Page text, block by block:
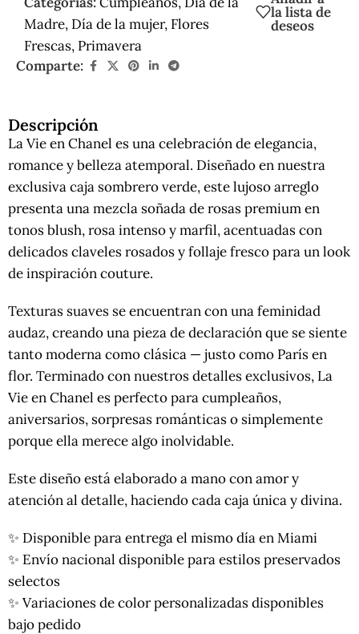
Madre, Día de la mujer, Flores
Frescas, Primavera
la lista de
deseos
Comparte:
Descripción
La Vie en Chanel es una celebración de elegancia,
romance y belleza atemporal. Diseñado en nuestra
exclusiva caja sombrero verde, este lujoso arreglo
presenta una mezcla soñada de rosas premium en
tonos blush, rosa intenso y marfil, acentuadas con
delicados claveles rosados y follaje fresco para un look
de inspiración couture.
Texturas suaves se encuentran con una feminidad
audaz, creando una pieza de declaración que se siente
tanto moderna como clásica — justo como París en
flor. Terminado con nuestros detalles exclusivos, La
Vie en Chanel es perfecto para cumpleaños,
aniversarios, sorpresas románticas o simplemente
porque ella merece algo inolvidable.
Este diseño está elaborado a mano con amor y
atención al detalle, haciendo cada caja única y divina.
✨ Disponible para entrega el mismo día en Miami
✨ Envío nacional disponible para estilos preservados
selectos
✨ Variaciones de color personalizadas disponibles
bajo pedido